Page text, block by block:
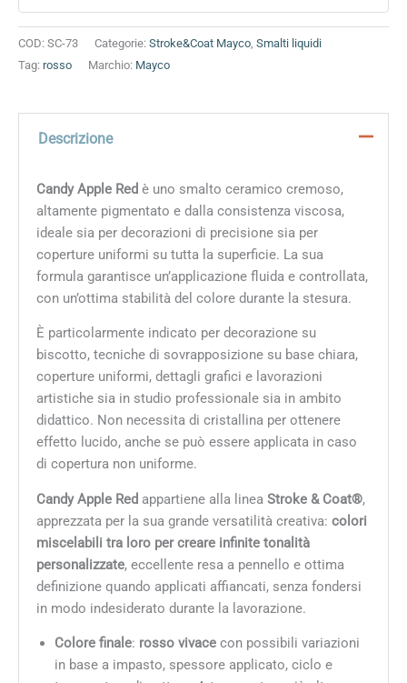
COD: SC-73 Categorie: Stroke&Coat Mayco, Smalti liquidi
Tag: rosso Marchio: Mayco
Descrizione
Candy Apple Red è uno smalto ceramico cremoso,
altamente pigmentato e dalla consistenza viscosa,
ideale sia per decorazioni di precisione sia per
coperture uniformi su tutta la superficie. La sua
formula garantisce un’applicazione fluida e controllata,
con un’ottima stabilità del colore durante la stesura.
È particolarmente indicato per decorazione su
biscotto, tecniche di sovrapposizione su base chiara,
coperture uniformi, dettagli grafici e lavorazioni
artistiche sia in studio professionale sia in ambito
didattico. Non necessita di cristallina per ottenere
effetto lucido, anche se può essere applicata in caso
di copertura non uniforme.
Candy Apple Red appartiene alla linea Stroke & Coat®,
apprezzata per la sua grande versatilità creativa: colori
miscelabili tra loro per creare infinite tonalità
personalizzate, eccellente resa a pennello e ottima
definizione quando applicati affiancati, senza fondersi
in modo indesiderato durante la lavorazione.
Colore finale: rosso vivacecon possibili variazioni
in base a impasto, spessore applicato, ciclo e